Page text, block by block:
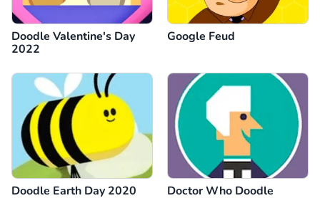
Doodle Valentine's Day
2022
Google Feud
Doodle Earth Day 2020 Doctor Who Doodle